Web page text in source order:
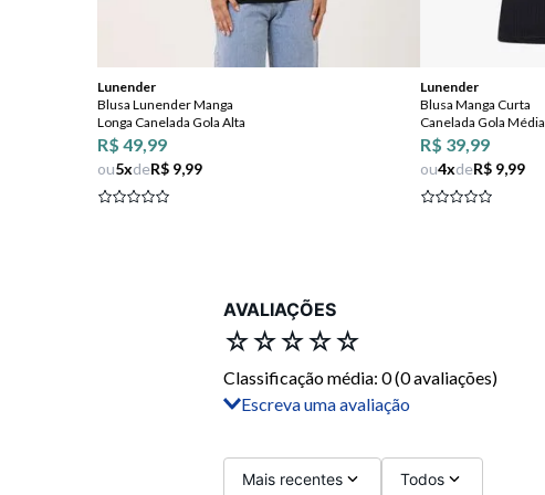
Lunender
Blusa Lunender Manga
Longa Canelada Gola Alta
R$ 49,99
ou5xdeR$ 9,99
Lunender
Blusa Manga Curta
Canelada Gola Média
R$ 39,99
ou4xdeR$ 9,99
AVALIAÇÕES
☆☆☆☆☆
Classificação média: 0(0 avaliações)
Escreva uma avaliação
Título
Mais recentes Todos